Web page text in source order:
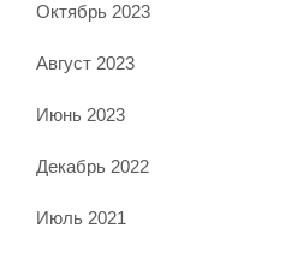
Октябрь 2023
Август 2023
Июнь 2023
Декабрь 2022
Июль 2021